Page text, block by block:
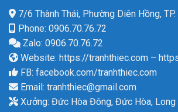
7/6 Thành Thái, Phường Diên Hồng,
Phone: 0906.70.76.72
Zalo: 0906.70.76.72
Website: https://tranhthiec.com –
FB: facebook.com/tranhthiec.com
Email: tranhthiec@gmail.com
Xưởng: Đức Hòa Đông, Đức Hòa, Long